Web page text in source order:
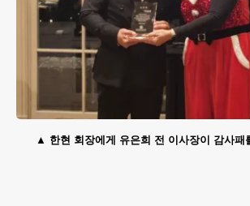
한현 회장에게 유은희 전 이사장이 감사패